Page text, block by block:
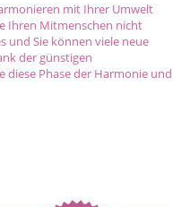
mit Ihrer Umwelt
Ihren Mitmenschen nicht
und Sie können viele neue
der günstigen
diese Phase der Harmonie und